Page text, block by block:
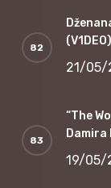
(V1DEO)
21/05/
“The
Damira
19/05/